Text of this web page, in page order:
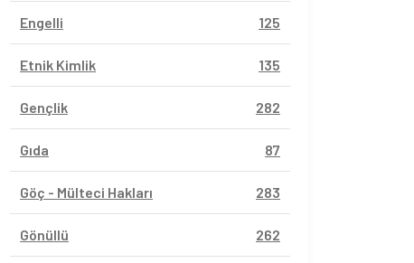
Engelli 125
Etnik Kimlik 135
Gençlik 282
Gıda 87
Göç - Mülteci Hakları 283
Gönüllü 262